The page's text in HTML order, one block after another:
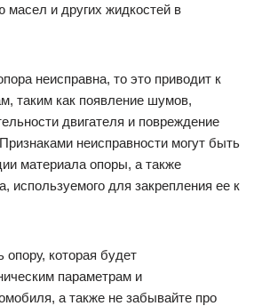
масел и других жидкостей в
неисправна, то это приводит к
таким как появление шумов,
двигателя и повреждение
неисправности могут быть
материала опоры, а также
используемого для закрепления ее к
которая будет
параметрам и
а также не забывайте про